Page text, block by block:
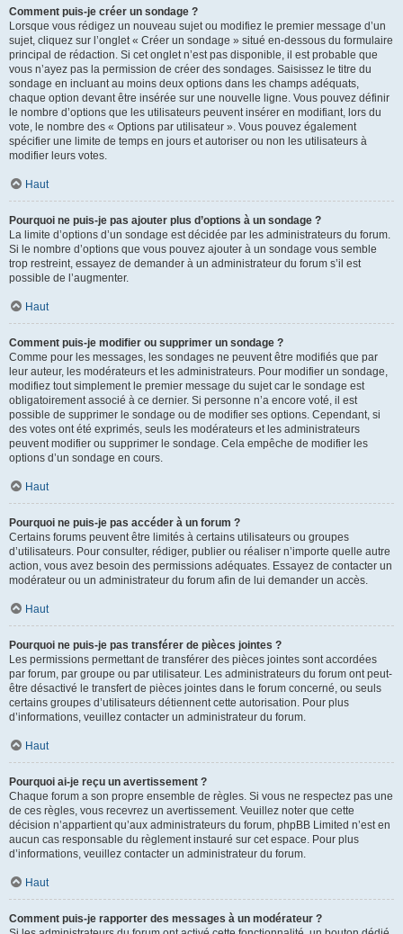
Comment puis-je créer un sondage ?
Lorsque vous rédigez un nouveau sujet ou modifiez le premier message d’un
sujet, cliquez sur l’onglet « Créer un sondage » situé en-dessous du formulaire
principal de rédaction. Si cet onglet n’est pas disponible, il est probable que
vous n’ayez pas la permission de créer des sondages. Saisissez le titre du
sondage en incluant au moins deux options dans les champs adéquats,
chaque option devant être insérée sur une nouvelle ligne. Vous pouvez définir
le nombre d’options que les utilisateurs peuvent insérer en modifiant, lors du
vote, le nombre des « Options par utilisateur ». Vous pouvez également
spécifier une limite de temps en jours et autoriser ou non les utilisateurs à
modifier leurs votes.
Haut
Pourquoi ne puis-je pas ajouter plus d’options à un sondage ?
La limite d’options d’un sondage est décidée par les administrateurs du forum.
Si le nombre d’options que vous pouvez ajouter à un sondage vous semble
trop restreint, essayez de demander à un administrateur du forum s’il est
possible de l’augmenter.
Haut
Comment puis-je modifier ou supprimer un sondage ?
Comme pour les messages, les sondages ne peuvent être modifiés que par
leur auteur, les modérateurs et les administrateurs. Pour modifier un sondage,
modifiez tout simplement le premier message du sujet car le sondage est
obligatoirement associé à ce dernier. Si personne n’a encore voté, il est
possible de supprimer le sondage ou de modifier ses options. Cependant, si
des votes ont été exprimés, seuls les modérateurs et les administrateurs
peuvent modifier ou supprimer le sondage. Cela empêche de modifier les
options d’un sondage en cours.
Haut
Pourquoi ne puis-je pas accéder à un forum ?
Certains forums peuvent être limités à certains utilisateurs ou groupes
d’utilisateurs. Pour consulter, rédiger, publier ou réaliser n’importe quelle autre
action, vous avez besoin des permissions adéquates. Essayez de contacter un
modérateur ou un administrateur du forum afin de lui demander un accès.
Haut
Pourquoi ne puis-je pas transférer de pièces jointes ?
Les permissions permettant de transférer des pièces jointes sont accordées
par forum, par groupe ou par utilisateur. Les administrateurs du forum ont peut-
être désactivé le transfert de pièces jointes dans le forum concerné, ou seuls
certains groupes d’utilisateurs détiennent cette autorisation. Pour plus
d’informations, veuillez contacter un administrateur du forum.
Haut
Pourquoi ai-je reçu un avertissement ?
Chaque forum a son propre ensemble de règles. Si vous ne respectez pas une
de ces règles, vous recevrez un avertissement. Veuillez noter que cette
décision n’appartient qu’aux administrateurs du forum, phpBB Limited n’est en
aucun cas responsable du règlement instauré sur cet espace. Pour plus
d’informations, veuillez contacter un administrateur du forum.
Haut
Comment puis-je rapporter des messages à un modérateur ?